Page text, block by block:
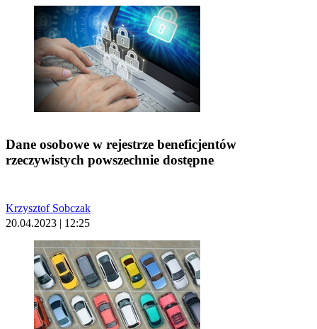
Dane osobowe w rejestrze beneficjentów
rzeczywistych powszechnie dostępne
Krzysztof Sobczak
20.04.2023 | 12:25